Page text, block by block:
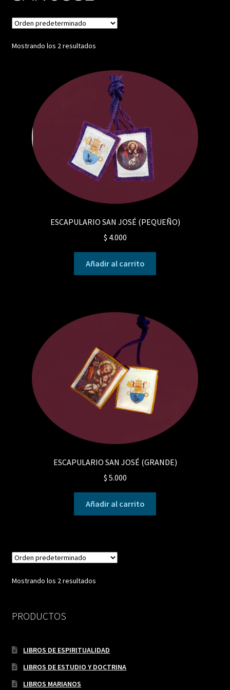
Mostrando los 2 resultados
ESCAPULARIO SAN JOSÉ (PEQUEÑO)
$ 4.000
Añadir al carrito
ESCAPULARIO SAN JOSÉ (GRANDE)
$ 5.000
Añadir al carrito
Mostrando los 2 resultados
PRODUCTOS
LIBROS DE ESPIRITUALIDAD
LIBROS DE ESTUDIO Y DOCTRINA
LIBROS MARIANOS